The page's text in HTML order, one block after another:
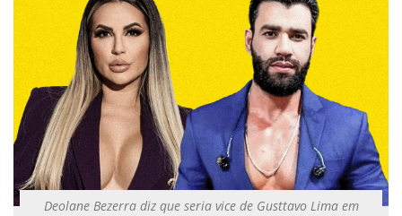
Deolane Bezerra diz que seria vice de Gusttavo Lima em